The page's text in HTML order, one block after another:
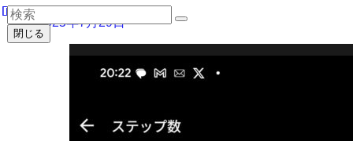
2025年7月29日
閉じる